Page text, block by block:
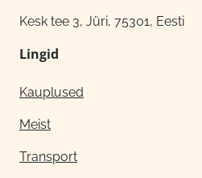
Kesk tee 3, Jüri, 75301, Eesti
Lingid
Kauplused
Meist
Transport